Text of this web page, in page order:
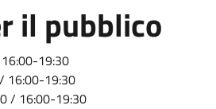
il pubblico
19:30
16:00-19:30
/ 16:00-19:30